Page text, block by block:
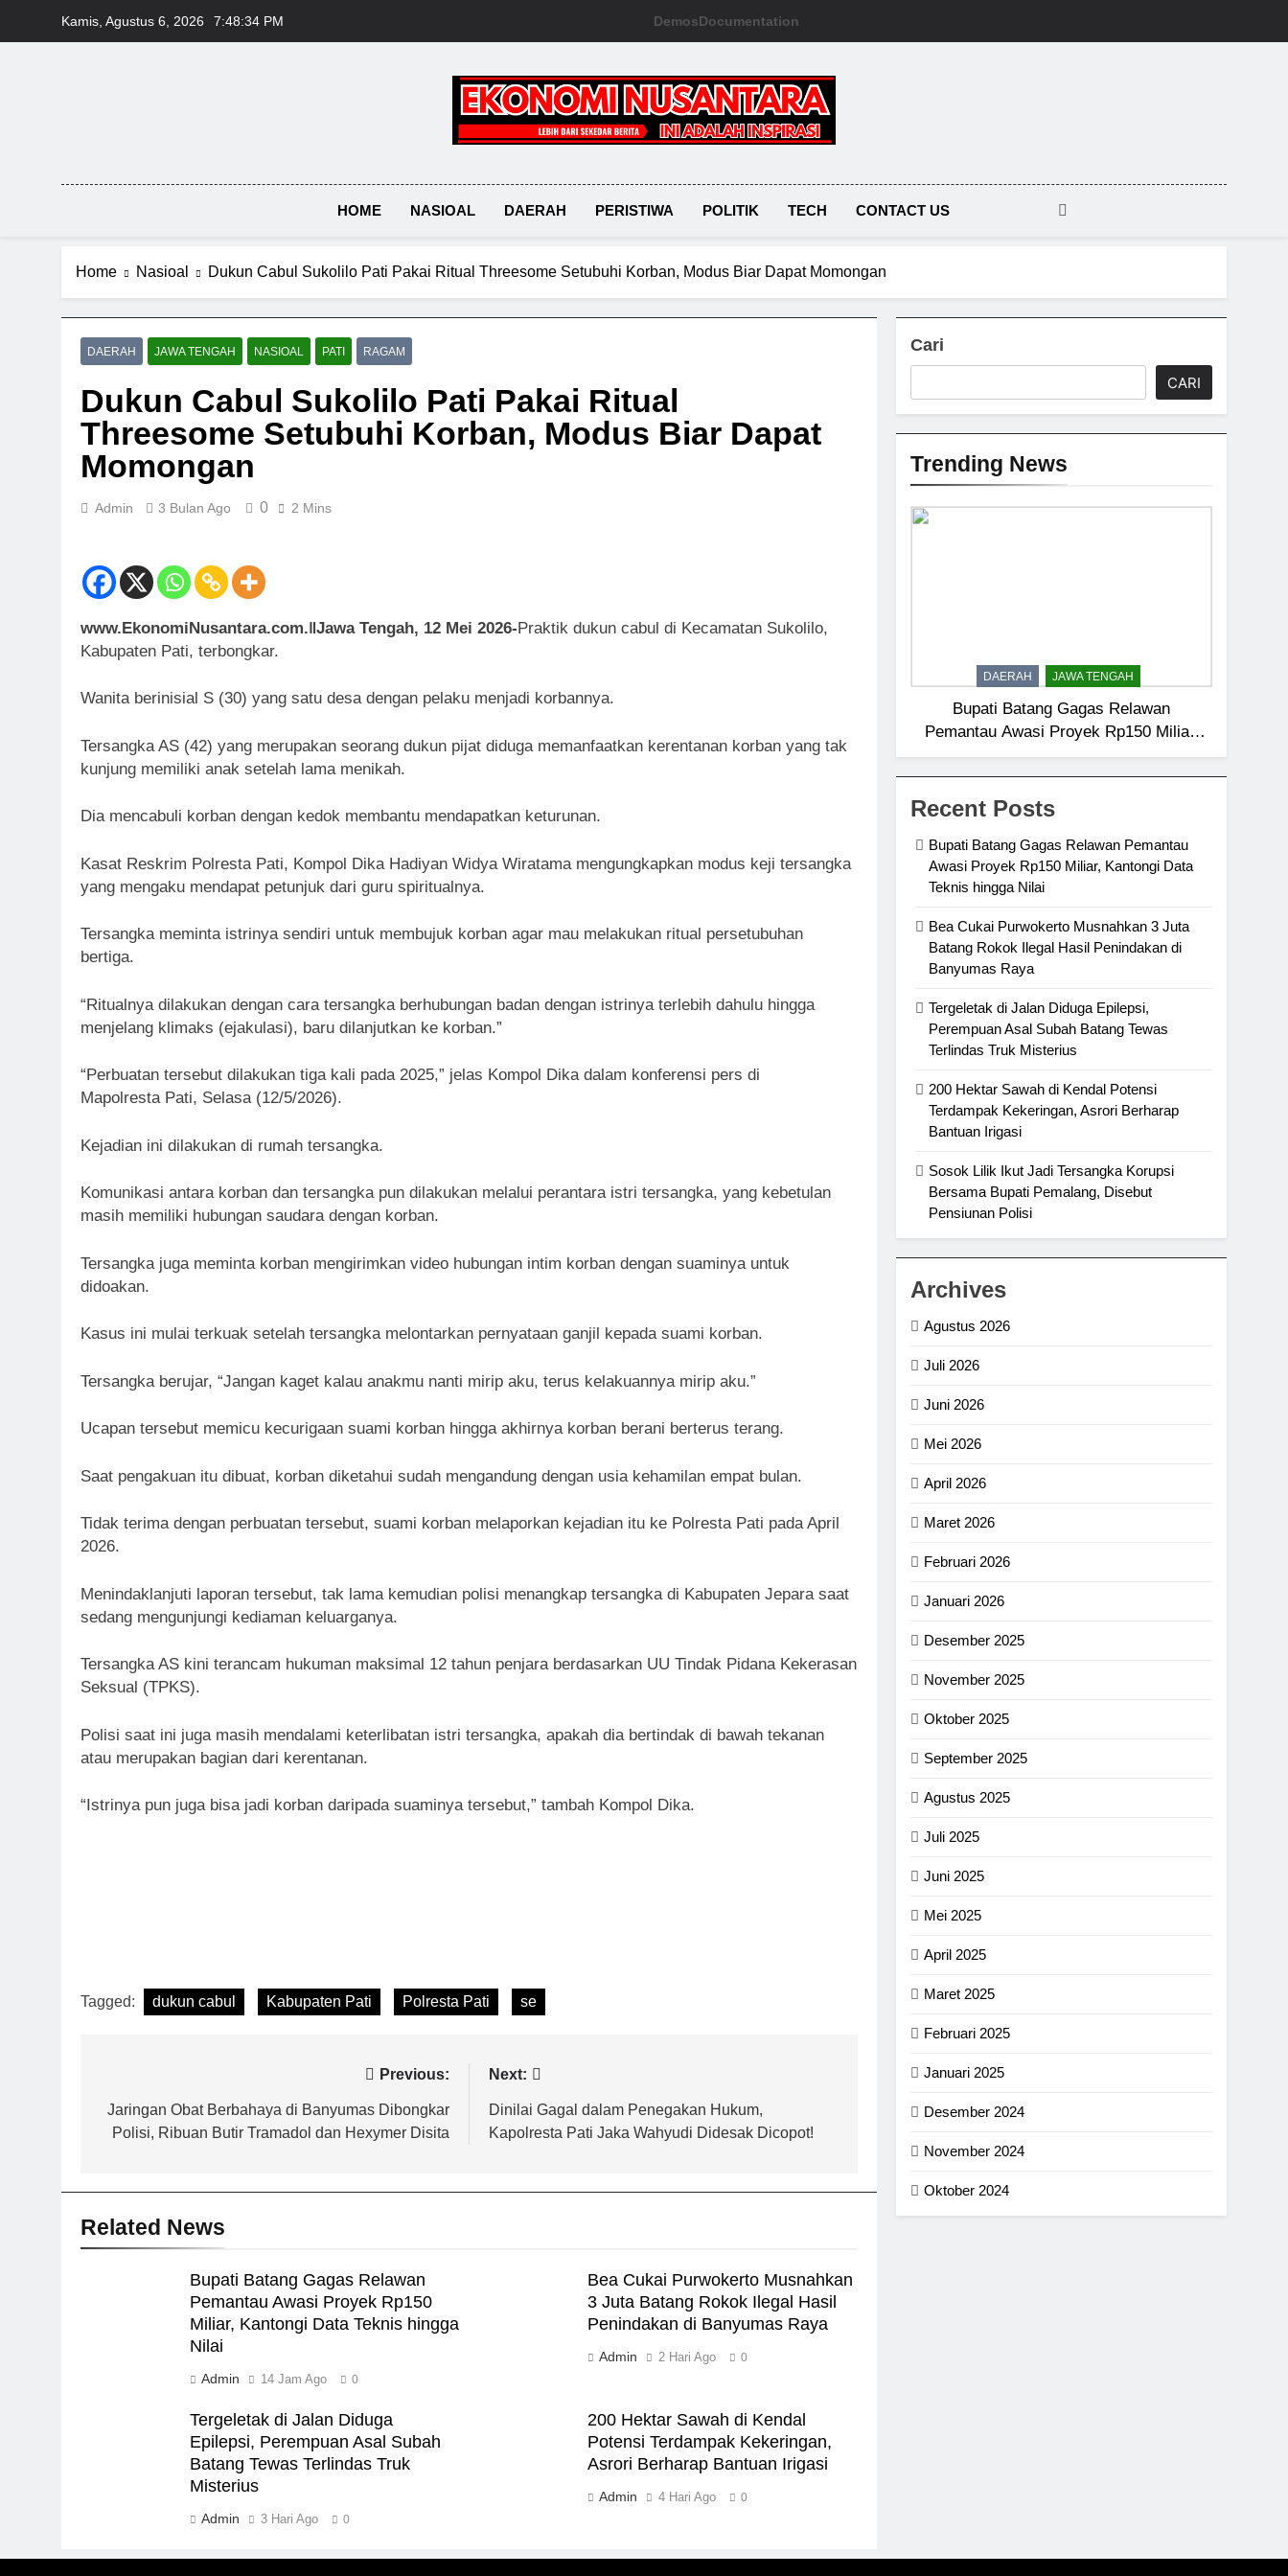
Kamis, Agustus 6, 2026 7:48:34 PM DemosDocumentation
Ekonomi Nusantara
HOME NASIOAL DAERAH PERISTIWA POLITIK TECH CONTACT US
Home Nasioal Dukun Cabul Sukolilo Pati Pakai Ritual Threesome Setubuhi Korban, Modus Biar Dapat Momongan
DAERAH JAWA TENGAH NASIOAL PATI RAGAM
Dukun Cabul Sukolilo Pati Pakai Ritual
Threesome Setubuhi Korban, Modus Biar Dapat
Momongan
Admin 3 Bulan Ago 0 2 Mins
www.EkonomiNusantara.com.ǁJawa Tengah, 12 Mei 2026-Praktik dukun cabul di Kecamatan Sukolilo,
Kabupaten Pati, terbongkar.
Wanita berinisial S (30) yang satu desa dengan pelaku menjadi korbannya.
Tersangka AS (42) yang merupakan seorang dukun pijat diduga memanfaatkan kerentanan korban yang tak
kunjung memiliki anak setelah lama menikah.
Dia mencabuli korban dengan kedok membantu mendapatkan keturunan.
Kasat Reskrim Polresta Pati, Kompol Dika Hadiyan Widya Wiratama mengungkapkan modus keji tersangka
yang mengaku mendapat petunjuk dari guru spiritualnya.
Tersangka meminta istrinya sendiri untuk membujuk korban agar mau melakukan ritual persetubuhan
bertiga.
“Ritualnya dilakukan dengan cara tersangka berhubungan badan dengan istrinya terlebih dahulu hingga
menjelang klimaks (ejakulasi), baru dilanjutkan ke korban.”
“Perbuatan tersebut dilakukan tiga kali pada 2025,” jelas Kompol Dika dalam konferensi pers di
Mapolresta Pati, Selasa (12/5/2026).
Kejadian ini dilakukan di rumah tersangka.
Komunikasi antara korban dan tersangka pun dilakukan melalui perantara istri tersangka, yang kebetulan
masih memiliki hubungan saudara dengan korban.
Tersangka juga meminta korban mengirimkan video hubungan intim korban dengan suaminya untuk
didoakan.
Kasus ini mulai terkuak setelah tersangka melontarkan pernyataan ganjil kepada suami korban.
Tersangka berujar, “Jangan kaget kalau anakmu nanti mirip aku, terus kelakuannya mirip aku.”
Ucapan tersebut memicu kecurigaan suami korban hingga akhirnya korban berani berterus terang.
Saat pengakuan itu dibuat, korban diketahui sudah mengandung dengan usia kehamilan empat bulan.
Tidak terima dengan perbuatan tersebut, suami korban melaporkan kejadian itu ke Polresta Pati pada April
2026.
Menindaklanjuti laporan tersebut, tak lama kemudian polisi menangkap tersangka di Kabupaten Jepara saat
sedang mengunjungi kediaman keluarganya.
Tersangka AS kini terancam hukuman maksimal 12 tahun penjara berdasarkan UU Tindak Pidana Kekerasan
Seksual (TPKS).
Polisi saat ini juga masih mendalami keterlibatan istri tersangka, apakah dia bertindak di bawah tekanan
atau merupakan bagian dari kerentanan.
“Istrinya pun juga bisa jadi korban daripada suaminya tersebut,” tambah Kompol Dika.
Tagged: dukun cabul Kabupaten Pati Polresta Pati se
pos
Previous:
Jaringan Obat Berbahaya di Banyumas Dibongkar
Polisi, Ribuan Butir Tramadol dan Hexymer Disita
Next:
Dinilai Gagal dalam Penegakan Hukum,
Kapolresta Pati Jaka Wahyudi Didesak Dicopot!
Related News
Bupati Batang Gagas Relawan
Pemantau Awasi Proyek Rp150
Miliar, Kantongi Data Teknis hingga
Nilai
Admin 14 Jam Ago 0
Bea Cukai Purwokerto Musnahkan
3 Juta Batang Rokok Ilegal Hasil
Penindakan di Banyumas Raya
Admin 2 Hari Ago 0
Tergeletak di Jalan Diduga
Epilepsi, Perempuan Asal Subah
Batang Tewas Terlindas Truk
Misterius
Admin 3 Hari Ago 0
200 Hektar Sawah di Kendal
Potensi Terdampak Kekeringan,
Asrori Berharap Bantuan Irigasi
Admin 4 Hari Ago 0
Cari
CARI
Trending News
DAERAH JAWA TENGAH
Bupati Batang Gagas Relawan
Pemantau Awasi Proyek Rp150 Miliar,
Kantongi Data Teknis hingga Nilai
Recent Posts
Bupati Batang Gagas Relawan Pemantau
Awasi Proyek Rp150 Miliar, Kantongi Data
Teknis hingga Nilai
Bea Cukai Purwokerto Musnahkan 3 Juta
Batang Rokok Ilegal Hasil Penindakan di
Banyumas Raya
Tergeletak di Jalan Diduga Epilepsi,
Perempuan Asal Subah Batang Tewas
Terlindas Truk Misterius
200 Hektar Sawah di Kendal Potensi
Terdampak Kekeringan, Asrori Berharap
Bantuan Irigasi
Sosok Lilik Ikut Jadi Tersangka Korupsi
Bersama Bupati Pemalang, Disebut
Pensiunan Polisi
Archives
Agustus 2026
Juli 2026
Juni 2026
Mei 2026
April 2026
Maret 2026
Februari 2026
Januari 2026
Desember 2025
November 2025
Oktober 2025
September 2025
Agustus 2025
Juli 2025
Juni 2025
Mei 2025
April 2025
Maret 2025
Februari 2025
Januari 2025
Desember 2024
November 2024
Oktober 2024